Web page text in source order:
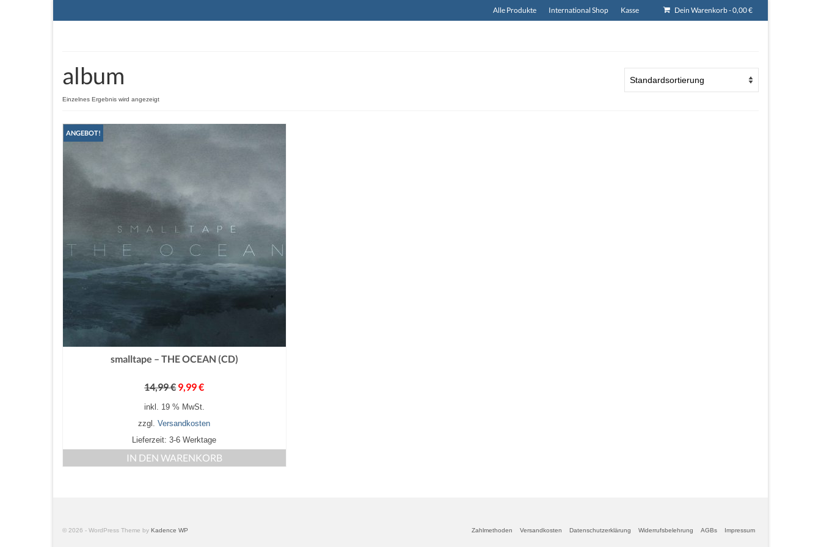
Alle Produkte International Shop Kasse Dein Warenkorb-0,00€
album
Einzelnes Ergebnis wird angezeigt
ANGEBOT!
smalltape – THE OCEAN (CD)
14,99€9,99€
inkl. 19 % MwSt.
zzgl.Versandkosten
Lieferzeit: 3-6 Werktage
IN DEN WARENKORB
Zahlmethoden Versandkosten Datenschutzerklärung Widerrufsbelehrung AGBs Impressum
© 2026 - WordPress Theme by Kadence WP